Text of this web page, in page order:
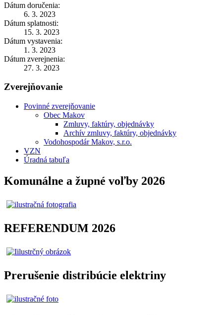
Dátum doručenia:
6. 3. 2023
Dátum splatnosti:
15. 3. 2023
Dátum vystavenia:
1. 3. 2023
Dátum zverejnenia:
27. 3. 2023
Zverejňovanie
Povinné zverejňovanie
Obec Makov
Zmluvy, faktúry, objednávky
Archív zmluvy, faktúry, objednávky
Vodohospodár Makov, s.r.o.
VZN
Úradná tabuľa
Komunálne a župné voľby 2026
REFERENDUM 2026
Prerušenie distribúcie elektriny